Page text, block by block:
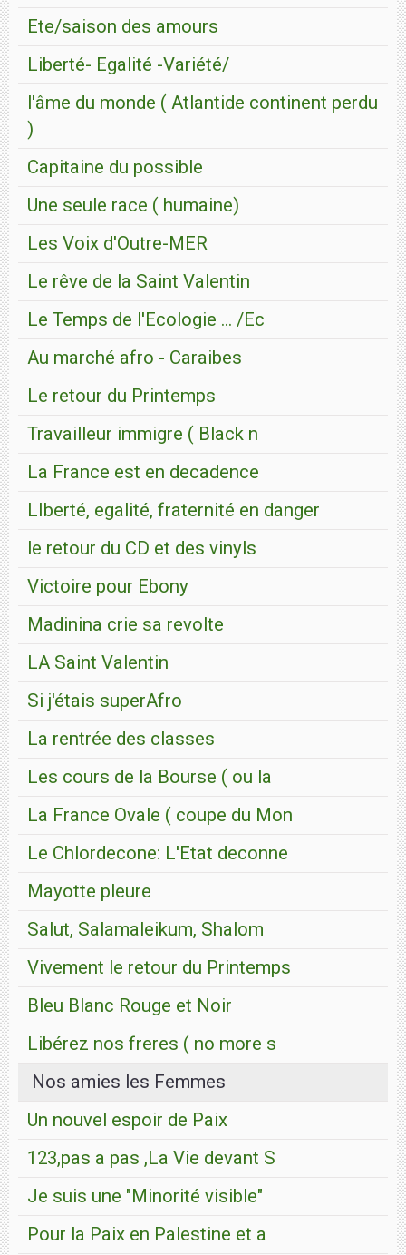
Ete/saison des amours
Liberté- Egalité -Variété/
l'âme du monde ( Atlantide continent perdu
)
Capitaine du possible
Une seule race ( humaine)
Les Voix d'Outre-MER
Le rêve de la Saint Valentin
Le Temps de l'Ecologie ... /Ec
Au marché afro - Caraibes
Le retour du Printemps
Travailleur immigre ( Black n
La France est en decadence
LIberté, egalité, fraternité en danger
le retour du CD et des vinyls
Victoire pour Ebony
Madinina crie sa revolte
LA Saint Valentin
Si j'étais superAfro
La rentrée des classes
Les cours de la Bourse ( ou la
La France Ovale ( coupe du Mon
Le Chlordecone: L'Etat deconne
Mayotte pleure
Salut, Salamaleikum, Shalom
Vivement le retour du Printemps
Bleu Blanc Rouge et Noir
Libérez nos freres ( no more s
Nos amies les Femmes
Un nouvel espoir de Paix
123,pas a pas ,La Vie devant S
Je suis une "Minorité visible"
Pour la Paix en Palestine et a